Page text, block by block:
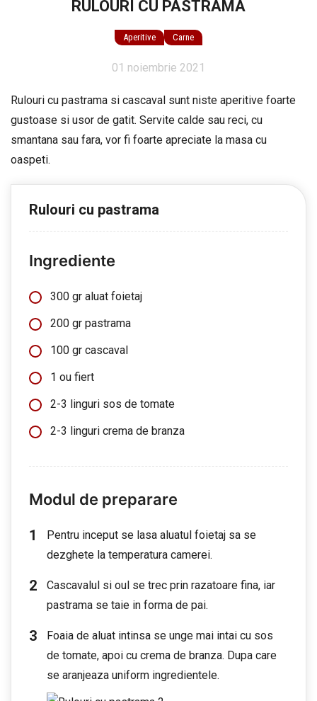
RULOURI CU PASTRAMA
Aperitive Carne
01 noiembrie 2021
Rulouri cu pastrama si cascaval sunt niste aperitive foarte
gustoase si usor de gatit. Servite calde sau reci, cu
smantana sau fara, vor fi foarte apreciate la masa cu
oaspeti.
Rulouri cu pastrama
Ingrediente
300 gr aluat foietaj
200 gr pastrama
100 gr cascaval
1 ou fiert
2-3 linguri sos de tomate
2-3 linguri crema de branza
Modul de preparare
Pentru inceput se lasa aluatul foietaj sa se
dezghete la temperatura camerei.
Cascavalul si oul se trec prin razatoare fina, iar
pastrama se taie in forma de pai.
Foaia de aluat intinsa se unge mai intai cu sos
de tomate, apoi cu crema de branza. Dupa care
se aranjeaza uniform ingredientele.